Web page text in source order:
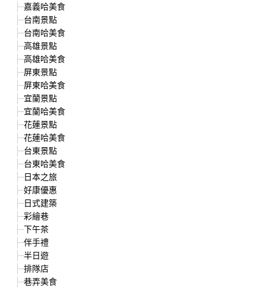
嘉義哈美食
台南景點
台南哈美食
高雄景點
高雄哈美食
屏東景點
屏東哈美食
宜蘭景點
宜蘭哈美食
花蓮景點
花蓮哈美食
台東景點
台東哈美食
日本之旅
好康優惠
日式建築
彩繪巷
下午茶
伴手禮
半日遊
排隊店
巷弄美食